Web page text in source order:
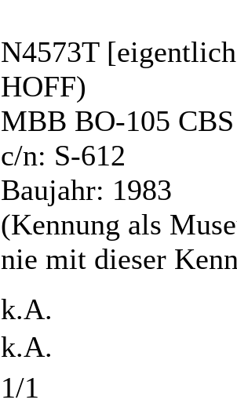
N4573T
HOFF)
MBB BO-105 CBS
c/n: S-612
Baujahr: 1983
(Kennung als
nie mit dieser
k.A.
k.A.
1/1